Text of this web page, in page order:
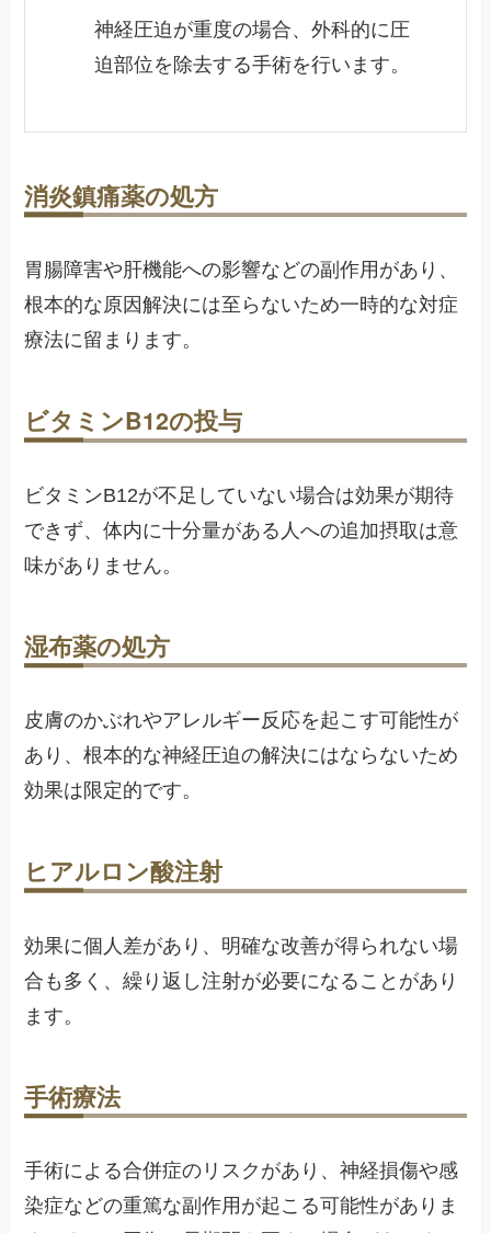
神経圧迫が重度の場合、外科的に圧
迫部位を除去する手術を行います。
消炎鎮痛薬の処方
胃腸障害や肝機能への影響などの副作用があり、
根本的な原因解決には至らないため一時的な対症
療法に留まります。
ビタミンB12の投与
ビタミンB12が不足していない場合は効果が期待
できず、体内に十分量がある人への追加摂取は意
味がありません。
湿布薬の処方
皮膚のかぶれやアレルギー反応を起こす可能性が
あり、根本的な神経圧迫の解決にはならないため
効果は限定的です。
ヒアルロン酸注射
効果に個人差があり、明確な改善が得られない場
合も多く、繰り返し注射が必要になることがあり
ます。
手術療法
手術による合併症のリスクがあり、神経損傷や感
染症などの重篤な副作用が起こる可能性がありま